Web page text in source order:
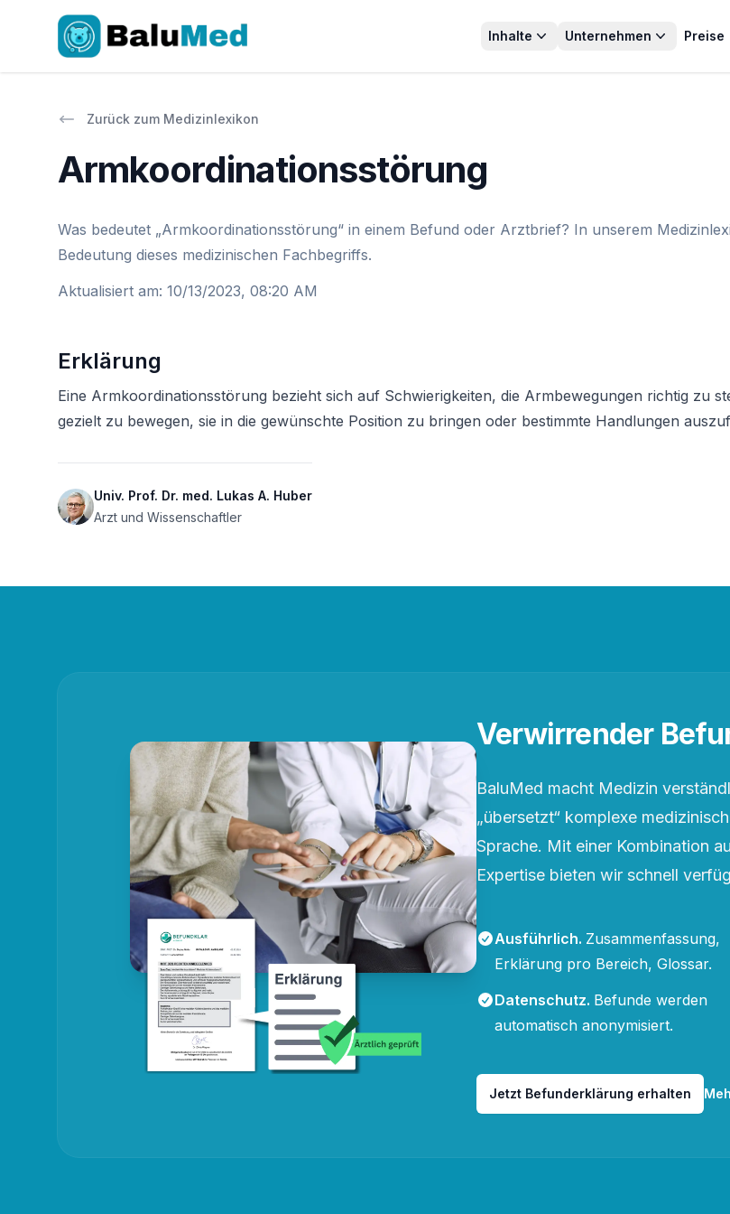
Inhalte Unternehmen Preise
Zurück zum Medizinlexikon
Armkoordinationsstörung
Was bedeutet „Armkoordinationsstörung“ in einem Befund oder Arztbrief? In unserem
Bedeutung dieses medizinischen Fachbegriffs.
Aktualisiert am: 10/13/2023, 08:20 AM
Erklärung
Eine Armkoordinationsstörung bezieht sich auf Schwierigkeiten, die Armbewegungen richtig zu
gezielt zu bewegen, sie in die gewünschte Position zu bringen oder bestimmte Handlungen
Univ. Prof. Dr. med. Lukas A. Huber
Arzt und Wissenschaftler
Verwirrender
BaluMed macht Medizin
„übersetzt“ komplexe
Sprache. Mit einer Kombination
Expertise bieten wir schnell
Ausführlich. Zusammenfassung,
Erklärung pro Bereich, Glossar.
Datenschutz. Befunde werden
automatisch anonymisiert.
Jetzt Befunderklärung erhalten